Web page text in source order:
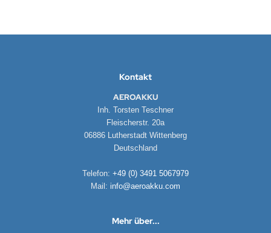
Kontakt
AEROAKKU
Inh. Torsten Teschner
Fleischerstr. 20a
06886 Lutherstadt Wittenberg
Deutschland
Telefon: +49 (0) 3491 5067979
Mail: info@aeroakku.com
Mehr über...